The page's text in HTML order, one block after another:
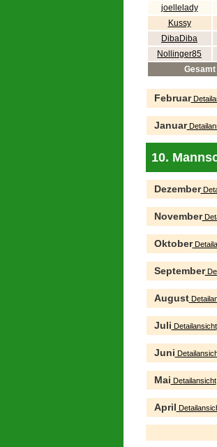
joellelady
Kussy
DibaDiba
Nollinger85
Gesamt
Februar
Januar
10.
Dezember
November
Oktober
September
August
Juli Detailansicht
Juni
Mai Detailansicht
April